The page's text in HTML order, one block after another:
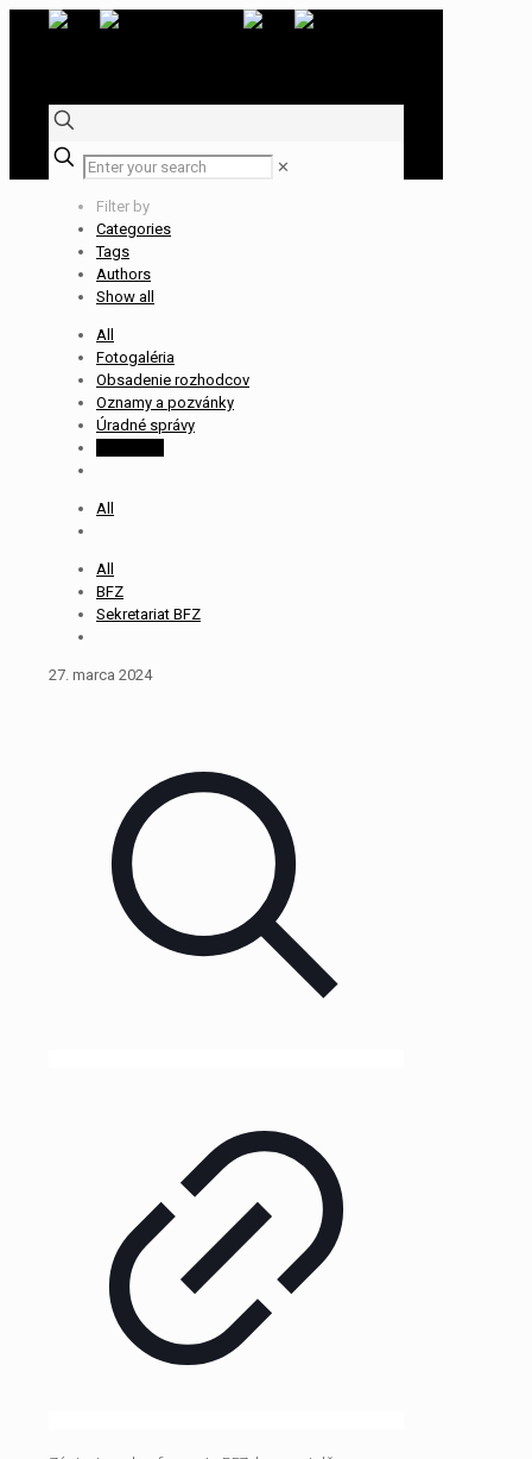
✕
Filter by
Categories
Tags
Authors
Show all
All
Fotogaléria
Obsadenie rozhodcov
Oznamy a pozvánky
Úradné správy
All
All
BFZ
Sekretariat BFZ
27. marca 2024